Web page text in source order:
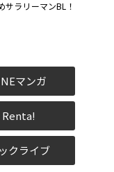
ラリーマンBL！
マンガ
Renta!
クライブ